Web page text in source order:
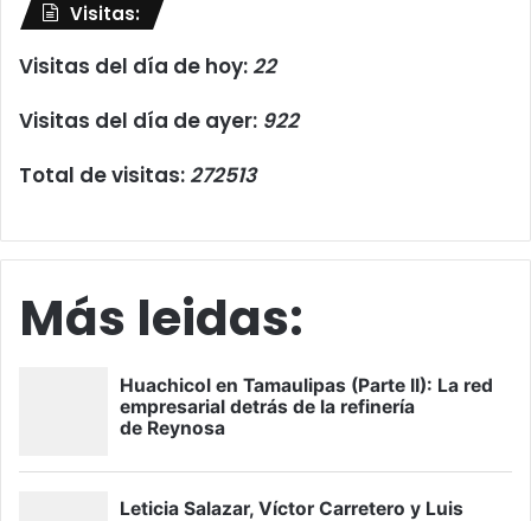
Visitas:
Visitas del día de hoy: 22
Visitas del día de ayer: 922
Total de visitas: 272513
Más leidas: